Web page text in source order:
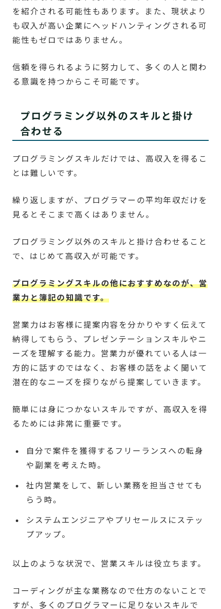
を紹介される可能性もあります。また、現状より
も収入が高い企業にヘッドハンティングされる可
能性もゼロではありません。
信頼を得られるように努力して、多くの人と関わ
る意識を持つからこそ可能です。
プログラミング以外のスキルと掛け
合わせる
プログラミングスキルだけでは、高収入を得るこ
とは難しいです。
繰り返しますが、プログラマーの平均年収だけを
見るとそこまで高くはありません。
プログラミング以外のスキルと掛け合わせること
で、はじめて高収入が可能です。
プログラミングスキルの他におすすめなのが、営
業力と簿記の知識です。
営業力はお客様に提案内容を分かりやすく伝えて
納得してもらう、プレゼンテーションスキルやニ
ーズを理解する能力。営業力が優れている人は一
方的に話すのではなく、お客様の話をよく聞いて
潜在的なニーズを探りながら提案していきます。
簡単には身につかないスキルですが、高収入を得
るためには非常に重要です。
自分で案件を獲得するフリーランスへの転身
や副業を考えた時。
社内営業をして、新しい業務を担当させても
らう時。
システムエンジニアやプリセールスにステッ
プアップ。
以上のような状況で、営業スキルは役立ちます。
コーディングが主な業務なので仕方のないことで
すが、多くのプログラマーに足りないスキルで